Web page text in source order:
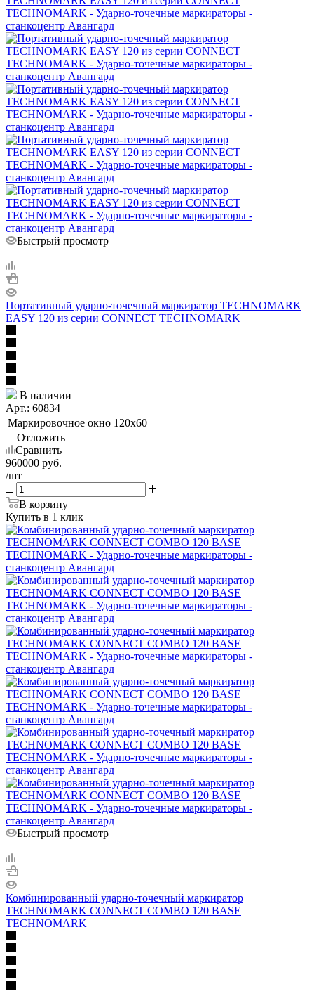
Быстрый просмотр
Портативный ударно-точечный маркиратор TECHNOMARK
EASY 120 из серии CONNECT TECHNOMARK
В наличии
Арт.: 60834
Маркировочное окно 120x60
Отложить
Сравнить
960000 руб.
/шт
В корзину
Купить в 1 клик
Быстрый просмотр
Комбинированный ударно-точечный маркиратор
TECHNOMARK CONNECT COMBO 120 BASE
TECHNOMARK